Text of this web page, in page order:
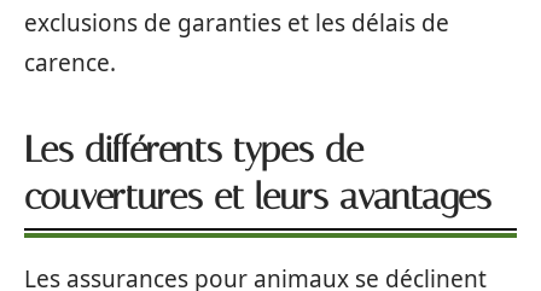
exclusions de garanties et les délais de
carence.
Les différents types de
couvertures et leurs avantages
Les assurances pour animaux se déclinent